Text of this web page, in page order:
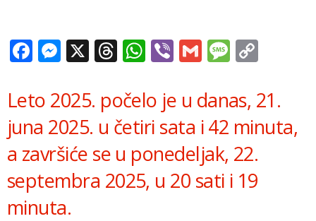
Facebook
Messenger
X Threads
WhatsApp
ViberGmail
Leto 2025. počelo je u danas, 21.
juna 2025. u četiri sata i 42 minuta,
a završiće se u ponedeljak, 22.
septembra 2025, u 20 sati i 19
minuta.